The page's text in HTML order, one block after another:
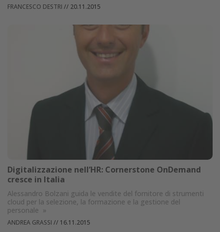
FRANCESCO DESTRI // 20.11.2015
Digitalizzazione nell’HR: Cornerstone OnDemand
cresce in Italia
Alessandro Bolzani guida le vendite del fornitore di strumenti
cloud per la selezione, la formazione e la gestione del
personale »
ANDREA GRASSI // 16.11.2015